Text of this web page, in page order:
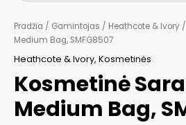
Pradžia / Gamintojas / Heathcote & Ivory
Medium Bag, SMFG8507
Heathcote & Ivory, Kosmetinės
Kosmetinė
Medium Bag,